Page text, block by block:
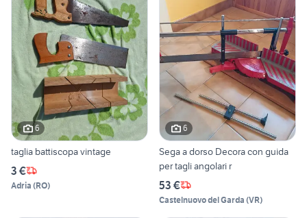
6
taglia battiscopa vintage
3 €
Adria (RO)
6
Sega a dorso Decora con guida
per tagli angolari r
53 €
Castelnuovo del Garda (VR)